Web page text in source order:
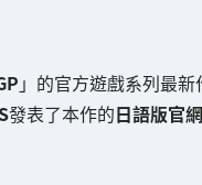
」的官方遊戲系列最新
發表了本作的日語版官網